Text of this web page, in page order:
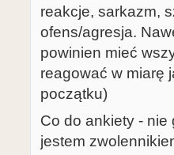
reakcje, sarkazm,
ofens/agresja.
powinien mieć
reagować w miarę
początku)
Co do ankiety - nie
jestem